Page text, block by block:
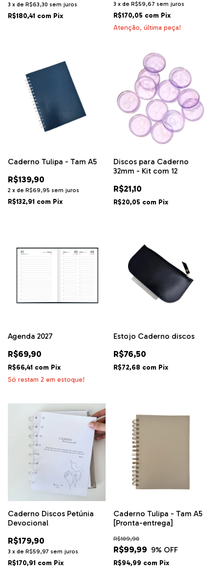
3 x de R$63,30 sem juros
R$180,41 com Pix
3 x de R$59,67 sem juros
R$170,05 com Pix
Atenção, última peça!
Caderno Tulipa - Tam A5
R$139,90
2 x de R$69,95 sem juros
R$132,91 com Pix
Discos para Caderno
32mm - Kit com 12
R$21,10
R$20,05 com Pix
Agenda 2027
R$69,90
R$66,41 com Pix
Só restam 2 em estoque!
Estojo Caderno discos
R$76,50
R$72,68 com Pix
Caderno Discos Petúnia
Devocional
R$179,90
3 x de R$59,97 sem juros
R$170,91 com Pix
Caderno Tulipa - Tam A5
[Pronta-entrega]
R$99,99
R$109,90
9% OFF
R$94,99 com Pix